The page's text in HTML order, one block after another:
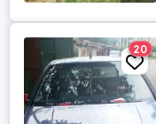
20